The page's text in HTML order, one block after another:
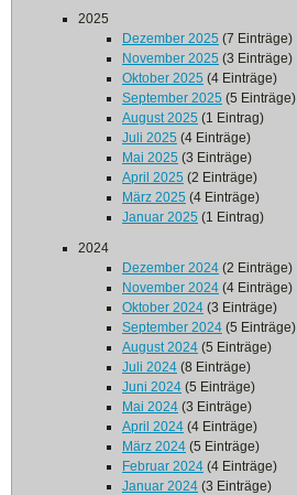
2025
Dezember 2025 (7 Einträge)
November 2025 (3 Einträge)
Oktober 2025 (4 Einträge)
September 2025 (5 Einträge)
August 2025 (1 Eintrag)
Juli 2025 (4 Einträge)
Mai 2025 (3 Einträge)
April 2025 (2 Einträge)
März 2025 (4 Einträge)
Januar 2025 (1 Eintrag)
2024
Dezember 2024 (2 Einträge)
November 2024 (4 Einträge)
Oktober 2024 (3 Einträge)
September 2024 (5 Einträge)
August 2024 (5 Einträge)
Juli 2024 (8 Einträge)
Juni 2024 (5 Einträge)
Mai 2024 (3 Einträge)
April 2024 (4 Einträge)
März 2024 (5 Einträge)
Februar 2024 (4 Einträge)
Januar 2024 (3 Einträge)